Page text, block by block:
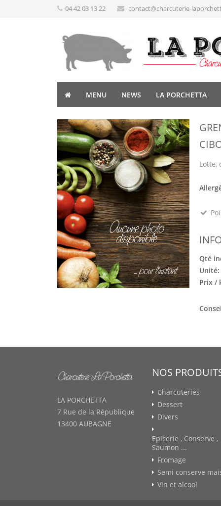
04 42 03 13 22 contact@charcuterie-
MENU NEWS LA PORCHETTA
Lotte,
Qté
Unité:
Prix /
LA PORCHETTA
7 Rue de la République
13400 AUBAGNE
NOS
Charcuteries
Dessert
Divers
Epicerie , Conserve ,
Saumon ...
Fromage
Semi conserve
Vin et alcool